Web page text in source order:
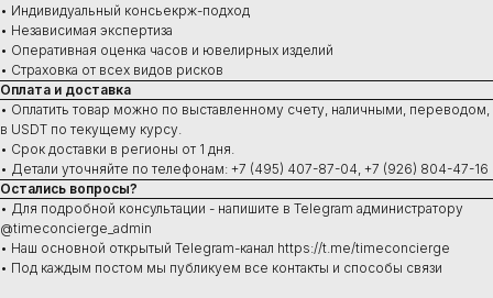
• Индивидуальный консьекрж-подход
• Независимая экспертиза
• Оперативная оценка часов и ювелирных изделий
• Страховка от всех видов рисков
Оплата и доставка
• Оплатить товар можно по выставленному счету, наличными, переводом,
в USDT по текущему курсу.
• Срок доставки в регионы от 1 дня.
• Детали уточняйте по телефонам: +7 (495) 407-87-04, +7 (926) 804-47-16
Остались вопросы?
• Для подробной консультации - напишите в Telegram администратору
@timeconcierge_admin
• Наш основной открытый Telegram-канал https://t.me/timeconcierge
• Под каждым постом мы публикуем все контакты и способы связи
Сервис
Ремонт часов
Диагностика
Проверка на подлинность
Оценка
Сервисное обслуживание